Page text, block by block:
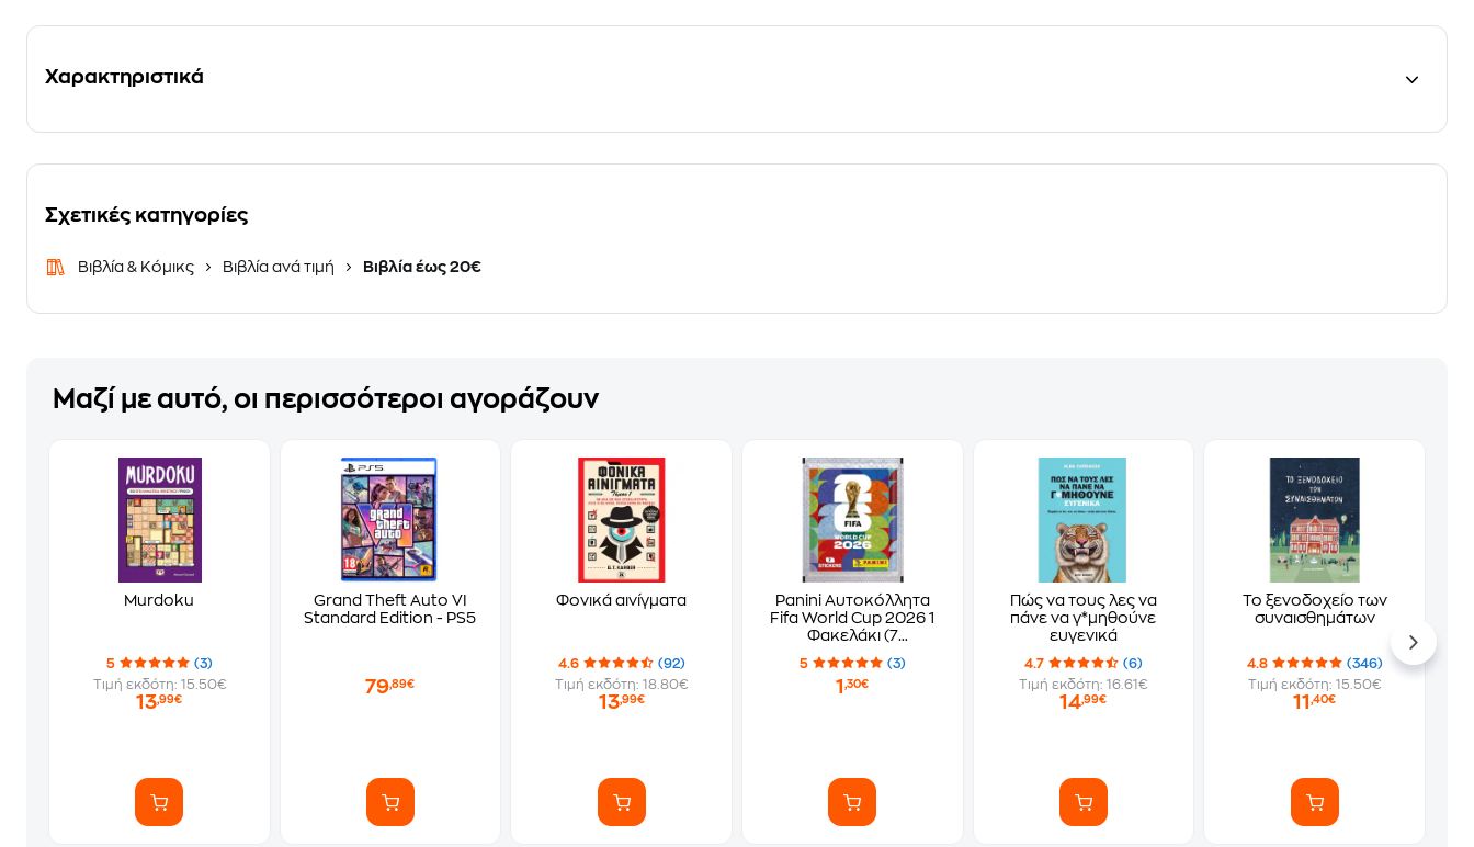
Χαρακτηριστικά
Σχετικές κατηγορίες
Βιβλία & Κόμικς Βιβλία ανά τιμή Βιβλία έως 20€
Μαζί με αυτό, οι περισσότεροι αγοράζουν
Murdoku
5
(3)
Τιμή εκδότη: 15.50€
13,99€
Grand Theft Auto VI
Standard Edition - PS5
79,89€
Φονικά αινίγματα
4.6
(92)
Τιμή εκδότη: 18.80€
13,99€
Panini Αυτοκόλλητα
Fifa World Cup 2026 1
Φακελάκι (7
Αυτοκόλλητα)
5 (3)
1,30€
Πώς να τους λες να
πάνε να γ*μηθούνε
ευγενικά
4.7
(6)
Τιμή εκδότη: 16.61€
14,99€
Το ξενοδοχείο των
συναισθημάτων
4.8
(346)
Τιμή εκδότη: 15.50€
11,40€